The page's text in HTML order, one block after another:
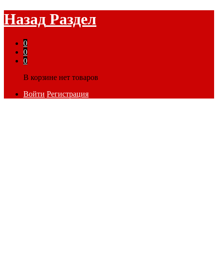
Назад Раздел
0
0
0
В корзине нет товаров
Войти Регистрация